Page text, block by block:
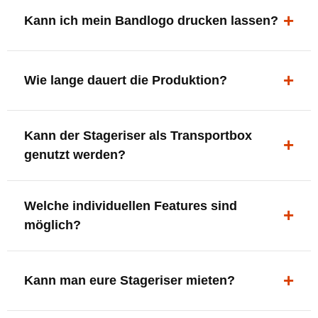
ergonomisch, sicher und gut sichtbar.
Kann ich mein Bandlogo drucken lassen?
deine Bühne, deine Marke.
Wie lange dauert die Produktion?
innerhalb Deutschlands kostenfrei.
Kann der Stageriser als Transportbox
genutzt werden?
oder Zubehör nutzen.
Welche individuellen Features sind
möglich?
XLR-Brücke / Schnittstelle
Setlist-Clip
Kann man eure Stageriser mieten?